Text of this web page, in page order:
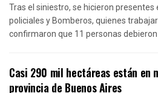
Tras el siniestro, se hicieron presentes
policiales y Bomberos, quienes
confirmaron que 11 personas debieron
Casi 290 mil hectáreas están en
provincia de Buenos Aires